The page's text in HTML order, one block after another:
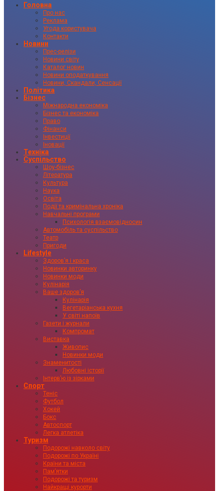
Головна
Про нас
Реклама
Угода користувача
Контакти
Новини
Прес-релізи
Новини світу
Каталог новин
Новини оподаткування
Новини, Скандали, Сенсації
Політика
Бізнес
Міжнародна економіка
Бізнес та економіка
Право
Фінанси
Інвестиції
Іновації
Техніка
Суспільство
Шоу-бізнес
Література
Культура
Наука
Освіта
Події та кримінальна хроніка
Навчальні програми
Психологія взаємовідносин
Автомобіль та суспільство
Театр
Пригоди
Lifestyle
Здоровʼя і краса
Новинки авторинку
Новинки моди
Кулінарія
Ваше здоровʼя
Кулінарія
Вегетаріанська кухня
У світі напоїв
Газети і журнали
Компромат
Виставка
Живопис
Новинки моди
Знаменитості
Любовні історії
Інтервʼю із зірками
Спорт
Теніс
Футбол
Хокей
Бокс
Автоспорт
Легка атлетіка
Туризм
Подорожі навколо світу
Подорожі по Україні
Країни та міста
Пам’ятки
Подорожі та туризм
Найкращі курорти